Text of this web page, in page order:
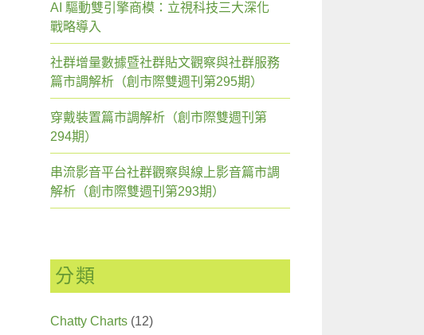
AI 驅動雙引擎商模：立視科技三大深化
戰略導入
社群增量數據暨社群貼文觀察與社群服務
篇市調解析（創市際雙週刊第295期）
穿戴裝置篇市調解析（創市際雙週刊第
294期）
串流影音平台社群觀察與線上影音篇市調
解析（創市際雙週刊第293期）
分類
Chatty Charts (12)